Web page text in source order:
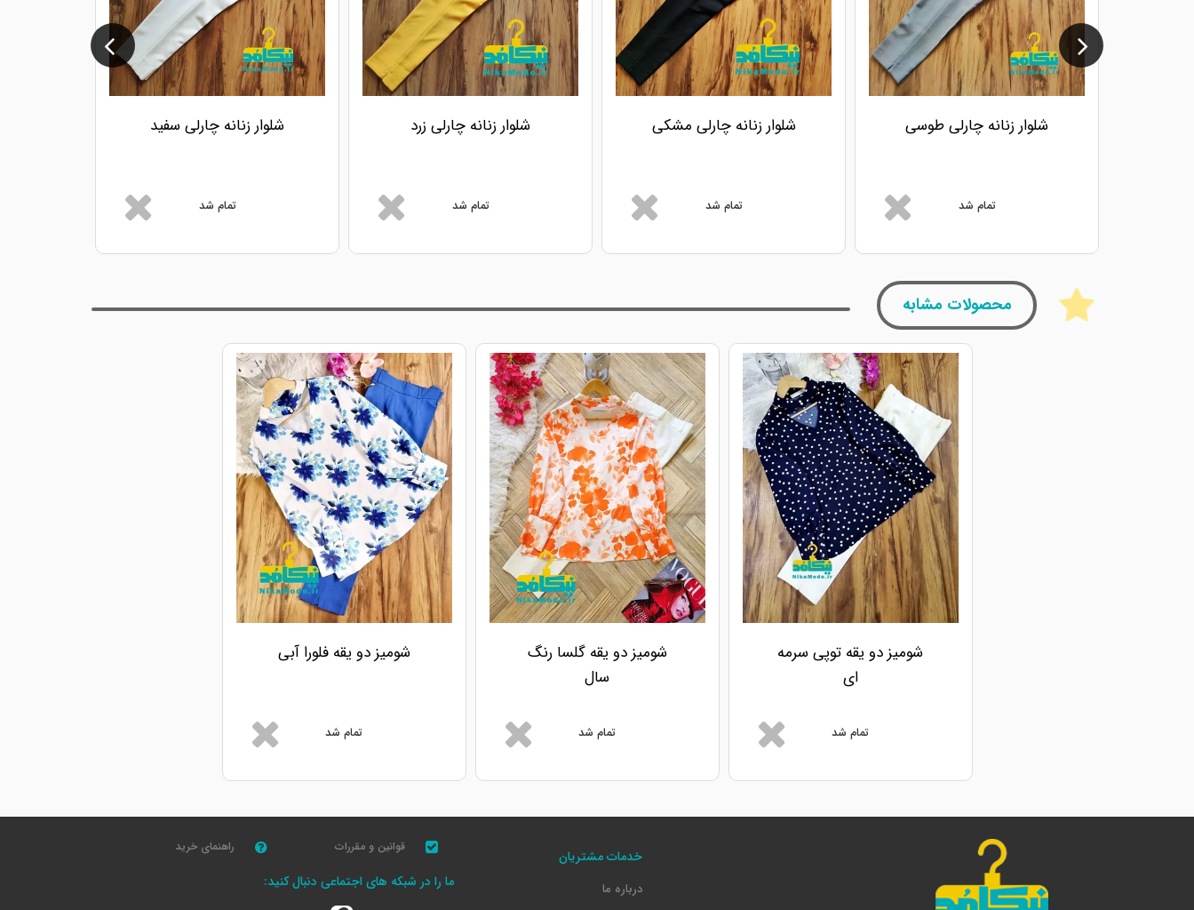
شلوار زنانه چارلی طوسی
تمام شد
شلوار زنانه چارلی مشکی
تمام شد
شلوار زنانه چارلی زرد
تمام شد
شلوار زنانه چارلی سفید
تمام شد
محصولات مشابه
شومیز دو یقه توپی سرمه
ای
تمام شد
شومیز دو یقه گلسا رنگ
سال
تمام شد
شومیز دو یقه فلورا آبی
تمام شد
خدمات مشتریان
درباره ما
قوانین و مقررات راهنمای خرید
ما را در شبکه های اجتماعی دنبال کنید: